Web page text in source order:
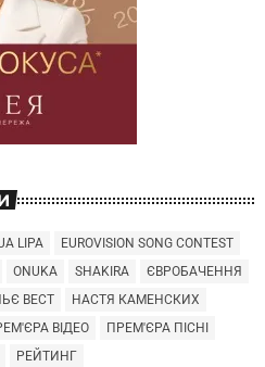
LIPA
EUROVISION SONG CONTEST
ONUKA SHAKIRA
ЄВРОБАЧЕННЯ
ВЕСТ
НАСТЯ КАМЕНСКИХ
ВІДЕО
ПРЕМ'ЄРА ПІСНІ
РЕЙТИНГ